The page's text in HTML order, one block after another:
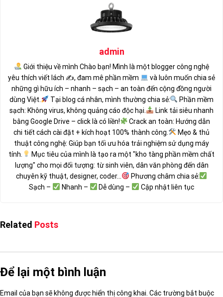
admin
Giới thiệu về mình Chào bạn! Mình là một blogger công nghệ
yêu thích viết lách ✍, đam mê phần mềm
và luôn muốn chia sẻ
những gì hữu ích – nhanh – sạch – an toàn đến cộng đồng người
dùng Việt.
Tại blog cá nhân, mình thường chia sẻ:
Phần mềm
sạch: Không virus, không quảng cáo độc hại.
Link tải siêu nhanh
bằng Google Drive – click là có liền!
Crack an toàn: Hướng dẫn
chi tiết cách cài đặt + kích hoạt 100% thành công.
Mẹo & thủ
thuật công nghệ: Giúp bạn tối ưu hóa trải nghiệm sử dụng máy
tính.
Mục tiêu của mình là tạo ra một "kho tàng phần mềm chất
lượng" cho mọi đối tượng: từ sinh viên, dân văn phòng đến dân
chuyên kỹ thuật, designer, coder...
Phương châm chia sẻ:
Sạch –
Nhanh – Dễ dùng – Cập nhật liên tục
Related Posts
Để lại một bình luận
Email của bạn sẽ không được hiển thị công khai. Các trường bắt buộc